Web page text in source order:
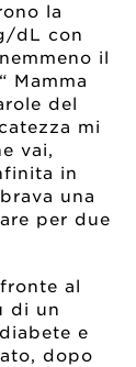
la
dL con
il
Mamma
del
mi
vai,
in
una
per due
al
di un
e
dopo